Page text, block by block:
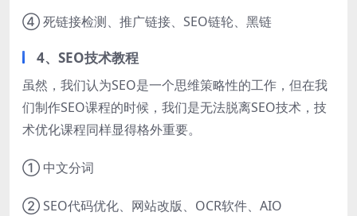
④ 死链接检测、推广链接、SEO链轮、黑链
4、SEO技术教程
虽然，我们认为SEO是一个思维策略性的工作，但在我
们制作SEO课程的时候，我们是无法脱离SEO技术，技
术优化课程同样显得格外重要。
① 中文分词
② SEO代码优化、网站改版、OCR软件、AIO